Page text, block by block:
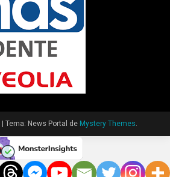
| Tema: News Portal de Mystery Themes